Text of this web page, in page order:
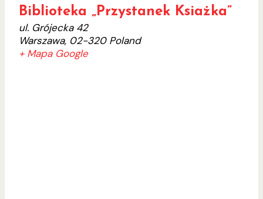
Biblioteka „Przystanek Ksiażka”
ul. Grójecka 42
Warszawa, 02-320 Poland
+ Mapa Google